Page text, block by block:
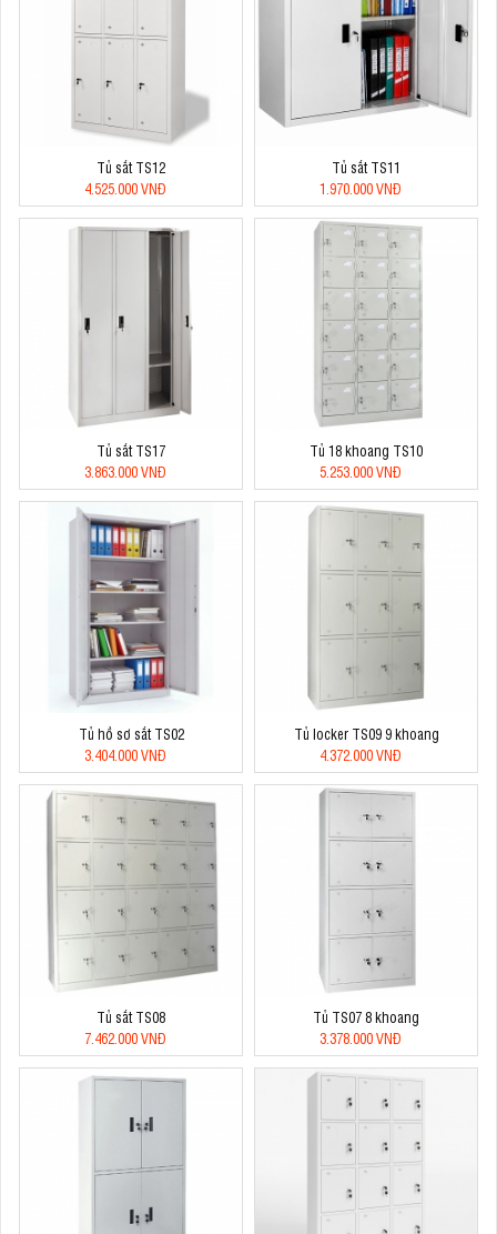
Tủ sắt TS12
4.525.000 VNĐ
Tủ sắt TS11
1.970.000 VNĐ
Tủ sắt TS17
3.863.000 VNĐ
Tủ 18 khoang TS10
5.253.000 VNĐ
Tủ hồ sơ sắt TS02
3.404.000 VNĐ
Tủ locker TS09 9 khoang
4.372.000 VNĐ
Tủ sắt TS08
7.462.000 VNĐ
Tủ TS07 8 khoang
3.378.000 VNĐ